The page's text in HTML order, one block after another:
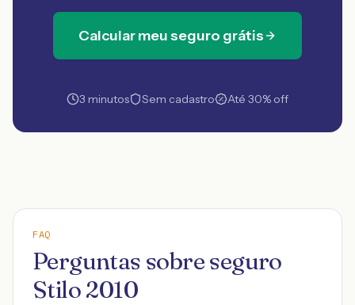
Calcular meu seguro grátis
3 minutos Sem cadastro Até 30% off
FAQ
Perguntas sobre seguro
Stilo 2010